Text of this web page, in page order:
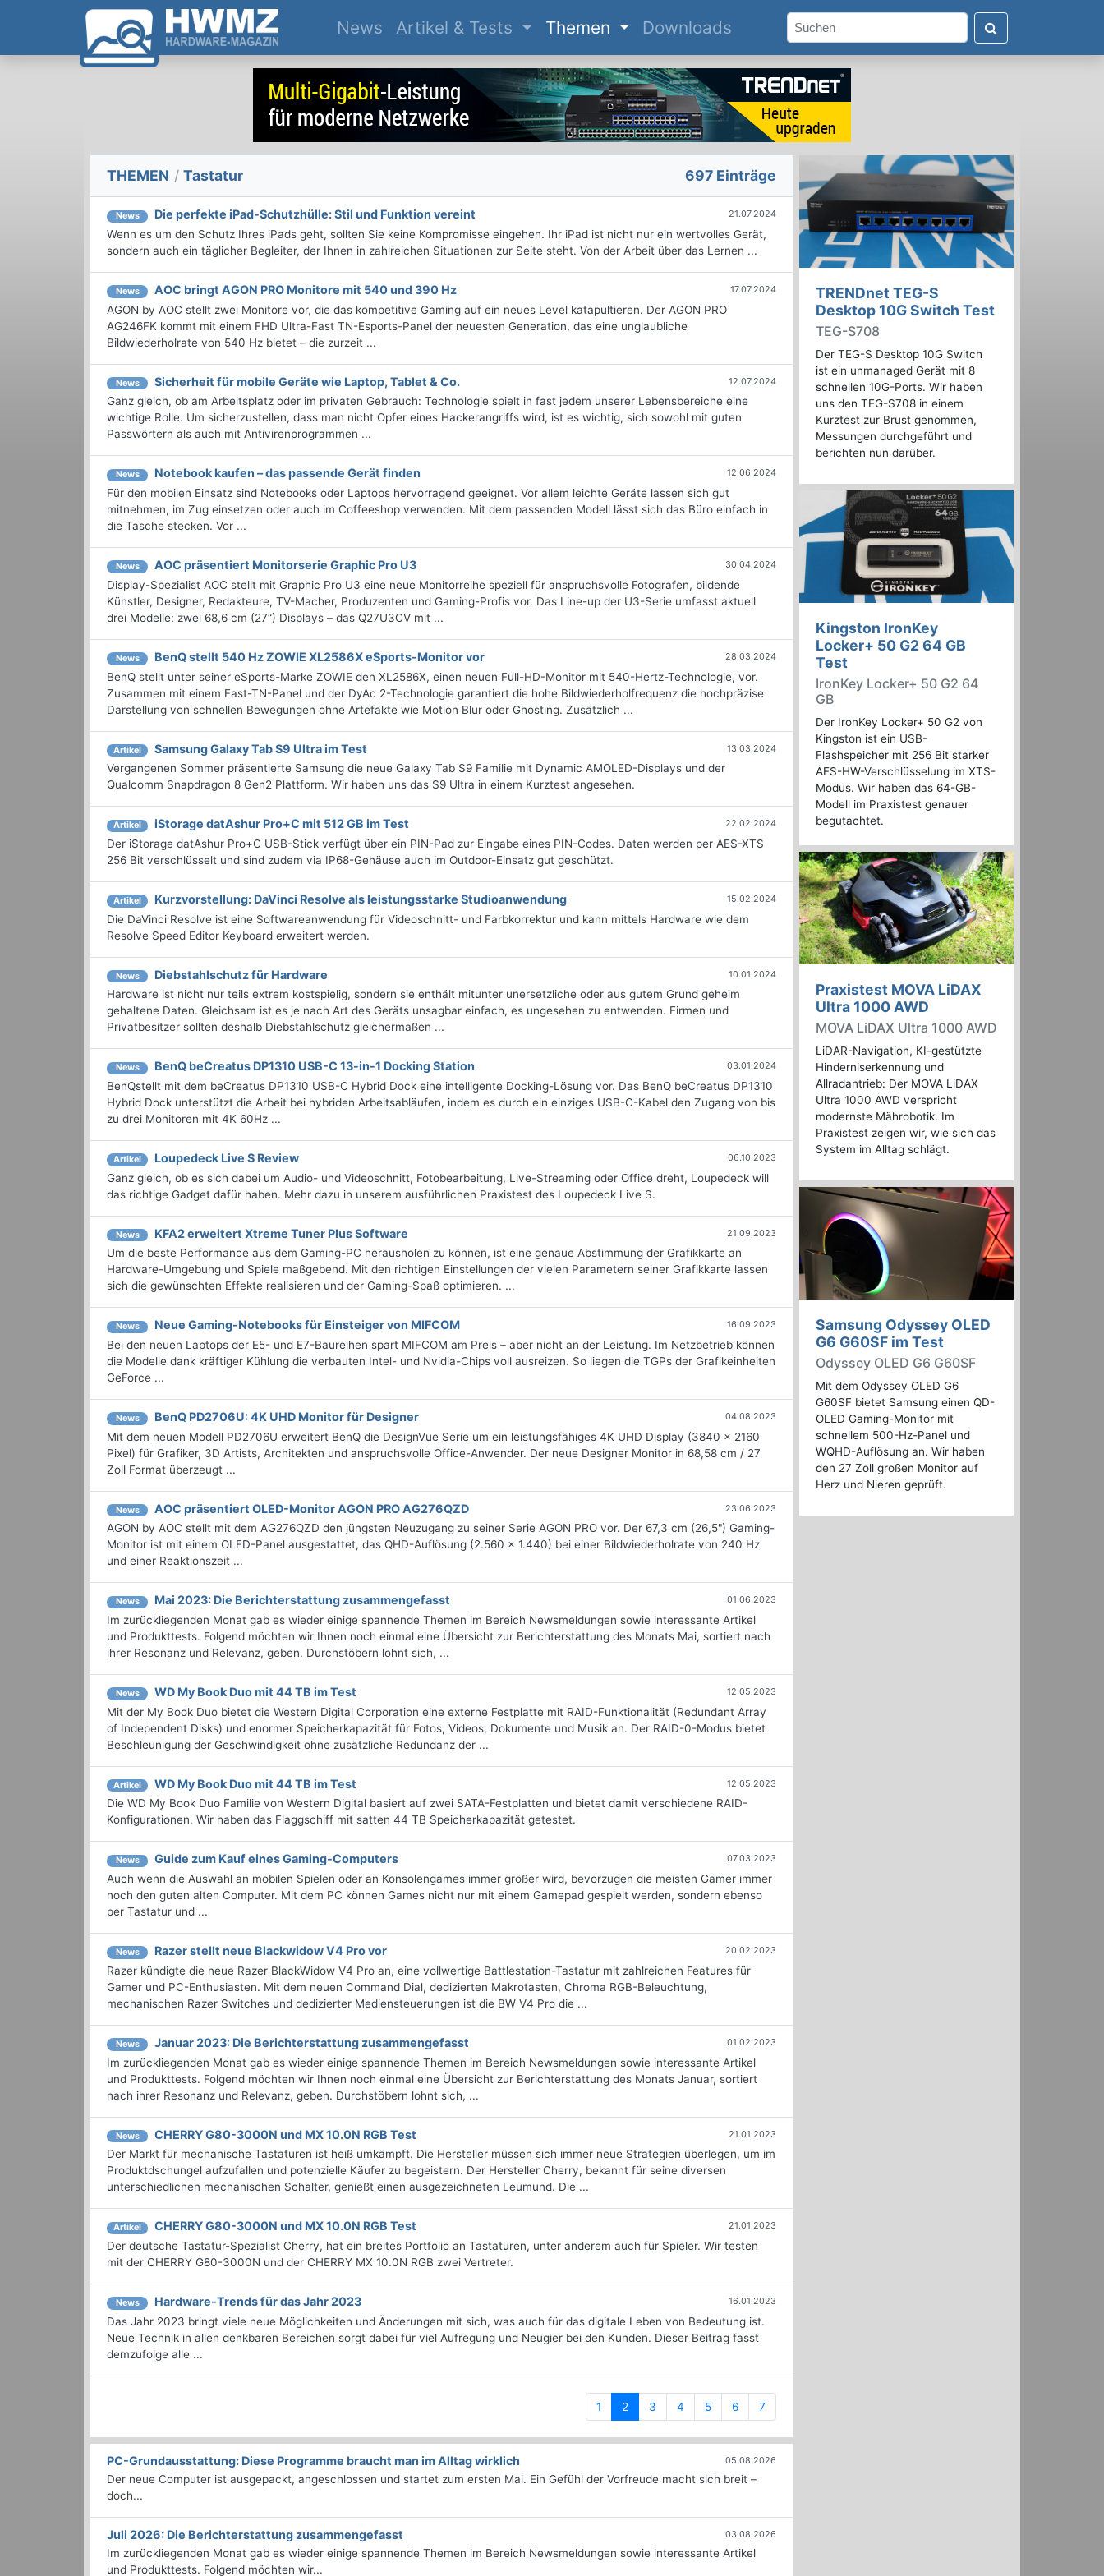
News(current)
Artikel & Tests Themen Downloads
THEMEN / Tastatur 697 Einträge
News Die perfekte iPad-Schutzhülle: Stil und Funktion vereint 21.07.2024
Wenn es um den Schutz Ihres iPads geht, sollten Sie keine Kompromisse eingehen. Ihr iPad ist nicht nur ein wertvolles Gerät,
sondern auch ein täglicher Begleiter, der Ihnen in zahlreichen Situationen zur Seite steht. Von der Arbeit über das Lernen ...
News AOC bringt AGON PRO Monitore mit 540 und 390 Hz 17.07.2024
AGON by AOC stellt zwei Monitore vor, die das kompetitive Gaming auf ein neues Level katapultieren. Der AGON PRO
AG246FK kommt mit einem FHD Ultra-Fast TN-Esports-Panel der neuesten Generation, das eine unglaubliche
Bildwiederholrate von 540 Hz bietet – die zurzeit ...
News Sicherheit für mobile Geräte wie Laptop, Tablet & Co. 12.07.2024
Ganz gleich, ob am Arbeitsplatz oder im privaten Gebrauch: Technologie spielt in fast jedem unserer Lebensbereiche eine
wichtige Rolle. Um sicherzustellen, dass man nicht Opfer eines Hackerangriffs wird, ist es wichtig, sich sowohl mit guten
Passwörtern als auch mit Antivirenprogrammen ...
News Notebook kaufen – das passende Gerät finden 12.06.2024
Für den mobilen Einsatz sind Notebooks oder Laptops hervorragend geeignet. Vor allem leichte Geräte lassen sich gut
mitnehmen, im Zug einsetzen oder auch im Coffeeshop verwenden. Mit dem passenden Modell lässt sich das Büro einfach in
die Tasche stecken. Vor ...
News AOC präsentiert Monitorserie Graphic Pro U3 30.04.2024
Display-Spezialist AOC stellt mit Graphic Pro U3 eine neue Monitorreihe speziell für anspruchsvolle Fotografen, bildende
Künstler, Designer, Redakteure, TV-Macher, Produzenten und Gaming-Profis vor. Das Line-up der U3-Serie umfasst aktuell
drei Modelle: zwei 68,6 cm (27“) Displays – das Q27U3CV mit ...
News BenQ stellt 540 Hz ZOWIE XL2586X eSports-Monitor vor 28.03.2024
BenQ stellt unter seiner eSports-Marke ZOWIE den XL2586X, einen neuen Full-HD-Monitor mit 540-Hertz-Technologie, vor.
Zusammen mit einem Fast-TN-Panel und der DyAc 2-Technologie garantiert die hohe Bildwiederholfrequenz die hochpräzise
Darstellung von schnellen Bewegungen ohne Artefakte wie Motion Blur oder Ghosting. Zusätzlich ...
Artikel Samsung Galaxy Tab S9 Ultra im Test 13.03.2024
Vergangenen Sommer präsentierte Samsung die neue Galaxy Tab S9 Familie mit Dynamic AMOLED-Displays und der
Qualcomm Snapdragon 8 Gen2 Plattform. Wir haben uns das S9 Ultra in einem Kurztest angesehen.
Artikel iStorage datAshur Pro+C mit 512 GB im Test 22.02.2024
Der iStorage datAshur Pro+C USB-Stick verfügt über ein PIN-Pad zur Eingabe eines PIN-Codes. Daten werden per AES-XTS
256 Bit verschlüsselt und sind zudem via IP68-Gehäuse auch im Outdoor-Einsatz gut geschützt.
Artikel Kurzvorstellung: DaVinci Resolve als leistungsstarke Studioanwendung 15.02.2024
Die DaVinci Resolve ist eine Softwareanwendung für Videoschnitt- und Farbkorrektur und kann mittels Hardware wie dem
Resolve Speed Editor Keyboard erweitert werden.
News Diebstahlschutz für Hardware 10.01.2024
Hardware ist nicht nur teils extrem kostspielig, sondern sie enthält mitunter unersetzliche oder aus gutem Grund geheim
gehaltene Daten. Gleichsam ist es je nach Art des Geräts unsagbar einfach, es ungesehen zu entwenden. Firmen und
Privatbesitzer sollten deshalb Diebstahlschutz gleichermaßen ...
News BenQ beCreatus DP1310 USB-C 13-in-1 Docking Station 03.01.2024
BenQstellt mit dem beCreatus DP1310 USB-C Hybrid Dock eine intelligente Docking-Lösung vor. Das BenQ beCreatus DP1310
Hybrid Dock unterstützt die Arbeit bei hybriden Arbeitsabläufen, indem es durch ein einziges USB-C-Kabel den Zugang von bis
zu drei Monitoren mit 4K 60Hz ...
Artikel Loupedeck Live S Review 06.10.2023
Ganz gleich, ob es sich dabei um Audio- und Videoschnitt, Fotobearbeitung, Live-Streaming oder Office dreht, Loupedeck will
das richtige Gadget dafür haben. Mehr dazu in unserem ausführlichen Praxistest des Loupedeck Live S.
News KFA2 erweitert Xtreme Tuner Plus Software 21.09.2023
Um die beste Performance aus dem Gaming-PC herausholen zu können, ist eine genaue Abstimmung der Grafikkarte an
Hardware-Umgebung und Spiele maßgebend. Mit den richtigen Einstellungen der vielen Parametern seiner Grafikkarte lassen
sich die gewünschten Effekte realisieren und der Gaming-Spaß optimieren. ...
News Neue Gaming-Notebooks für Einsteiger von MIFCOM 16.09.2023
Bei den neuen Laptops der E5- und E7-Baureihen spart MIFCOM am Preis – aber nicht an der Leistung. Im Netzbetrieb können
die Modelle dank kräftiger Kühlung die verbauten Intel- und Nvidia-Chips voll ausreizen. So liegen die TGPs der Grafikeinheiten
GeForce ...
News BenQ PD2706U: 4K UHD Monitor für Designer 04.08.2023
Mit dem neuen Modell PD2706U erweitert BenQ die DesignVue Serie um ein leistungsfähiges 4K UHD Display (3840 x 2160
Pixel) für Grafiker, 3D Artists, Architekten und anspruchsvolle Office-Anwender. Der neue Designer Monitor in 68,58 cm / 27
Zoll Format überzeugt ...
News AOC präsentiert OLED-Monitor AGON PRO AG276QZD 23.06.2023
AGON by AOC stellt mit dem AG276QZD den jüngsten Neuzugang zu seiner Serie AGON PRO vor. Der 67,3 cm (26,5") Gaming-
Monitor ist mit einem OLED-Panel ausgestattet, das QHD-Auflösung (2.560 x 1.440) bei einer Bildwiederholrate von 240 Hz
und einer Reaktionszeit ...
News Mai 2023: Die Bericht­erstattung zusammengefasst 01.06.2023
Im zurückliegenden Monat gab es wieder einige spannende Themen im Bereich Newsmeldungen sowie interessante Artikel
und Produkttests. Folgend möchten wir Ihnen noch einmal eine Übersicht zur Berichterstattung des Monats Mai, sortiert nach
ihrer Resonanz und Relevanz, geben. Durchstöbern lohnt sich, ...
News WD My Book Duo mit 44 TB im Test 12.05.2023
Mit der My Book Duo bietet die Western Digital Corporation eine externe Festplatte mit RAID-Funktionalität (Redundant Array
of Independent Disks) und enormer Speicherkapazität für Fotos, Videos, Dokumente und Musik an. Der RAID-0-Modus bietet
Beschleunigung der Geschwindigkeit ohne zusätzliche Redundanz der ...
Artikel WD My Book Duo mit 44 TB im Test 12.05.2023
Die WD My Book Duo Familie von Western Digital basiert auf zwei SATA-Festplatten und bietet damit verschiedene RAID-
Konfigurationen. Wir haben das Flaggschiff mit satten 44 TB Speicherkapazität getestet.
News Guide zum Kauf eines Gaming-Computers 07.03.2023
Auch wenn die Auswahl an mobilen Spielen oder an Konsolengames immer größer wird, bevorzugen die meisten Gamer immer
noch den guten alten Computer. Mit dem PC können Games nicht nur mit einem Gamepad gespielt werden, sondern ebenso
per Tastatur und ...
News Razer stellt neue Blackwidow V4 Pro vor 20.02.2023
Razer kündigte die neue Razer BlackWidow V4 Pro an, eine vollwertige Battlestation-Tastatur mit zahlreichen Features für
Gamer und PC-Enthusiasten. Mit dem neuen Command Dial, dedizierten Makrotasten, Chroma RGB-Beleuchtung,
mechanischen Razer Switches und dedizierter Mediensteuerungen ist die BW V4 Pro die ...
News Januar 2023: Die Bericht­erstattung zusammengefasst 01.02.2023
Im zurückliegenden Monat gab es wieder einige spannende Themen im Bereich Newsmeldungen sowie interessante Artikel
und Produkttests. Folgend möchten wir Ihnen noch einmal eine Übersicht zur Berichterstattung des Monats Januar, sortiert
nach ihrer Resonanz und Relevanz, geben. Durchstöbern lohnt sich, ...
News CHERRY G80-3000N und MX 10.0N RGB Test 21.01.2023
Der Markt für mechanische Tastaturen ist heiß umkämpft. Die Hersteller müssen sich immer neue Strategien überlegen, um im
Produktdschungel aufzufallen und potenzielle Käufer zu begeistern. Der Hersteller Cherry, bekannt für seine diversen
unterschiedlichen mechanischen Schalter, genießt einen ausgezeichneten Leumund. Die ...
Artikel CHERRY G80-3000N und MX 10.0N RGB Test 21.01.2023
Der deutsche Tastatur-Spezialist Cherry, hat ein breites Portfolio an Tastaturen, unter anderem auch für Spieler. Wir testen
mit der CHERRY G80-3000N und der CHERRY MX 10.0N RGB zwei Vertreter.
News Hardware-Trends für das Jahr 2023 16.01.2023
Das Jahr 2023 bringt viele neue Möglichkeiten und Änderungen mit sich, was auch für das digitale Leben von Bedeutung ist.
Neue Technik in allen denkbaren Bereichen sorgt dabei für viel Aufregung und Neugier bei den Kunden. Dieser Beitrag fasst
demzufolge alle ...
1 2 (current)
3 4 5 6 7
PC-Grundausstattung: Diese Programme braucht man im Alltag wirklich 05.08.2026
Der neue Computer ist ausgepackt, angeschlossen und startet zum ersten Mal. Ein Gefühl der Vorfreude macht sich breit –
doch...
Juli 2026: Die Bericht­erstattung zusammengefasst 03.08.2026
Im zurückliegenden Monat gab es wieder einige spannende Themen im Bereich Newsmeldungen sowie interessante Artikel
und Produkttests. Folgend möchten wir...
TRENDnet TEG-S
Desktop 10G Switch Test
TEG-S708
Der TEG-S Desktop 10G Switch
ist ein unmanaged Gerät mit 8
schnellen 10G-Ports. Wir haben
uns den TEG-S708 in einem
Kurztest zur Brust genommen,
Messungen durchgeführt und
berichten nun darüber.
Kingston IronKey
Locker+ 50 G2 64 GB
Test
IronKey Locker+ 50 G2 64
GB
Der IronKey Locker+ 50 G2 von
Kingston ist ein USB-
Flashspeicher mit 256 Bit starker
AES-HW-Verschlüsselung im XTS-
Modus. Wir haben das 64-GB-
Modell im Praxistest genauer
begutachtet.
Praxistest MOVA LiDAX
Ultra 1000 AWD
MOVA LiDAX Ultra 1000 AWD
LiDAR-Navigation, KI-gestützte
Hinderniserkennung und
Allradantrieb: Der MOVA LiDAX
Ultra 1000 AWD verspricht
modernste Mährobotik. Im
Praxistest zeigen wir, wie sich das
System im Alltag schlägt.
Samsung Odyssey OLED
G6 G60SF im Test
Odyssey OLED G6 G60SF
Mit dem Odyssey OLED G6
G60SF bietet Samsung einen QD-
OLED Gaming-Monitor mit
schnellem 500-Hz-Panel und
WQHD-Auflösung an. Wir haben
den 27 Zoll großen Monitor auf
Herz und Nieren geprüft.